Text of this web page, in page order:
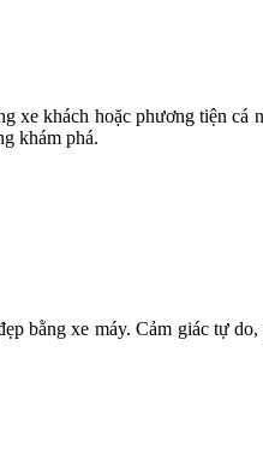
xe khách hoặc phương tiện cá
khám phá.
bằng xe máy. Cảm giác tự